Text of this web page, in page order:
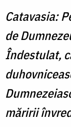
Catavasia:
de
Îndestulat,
măririi